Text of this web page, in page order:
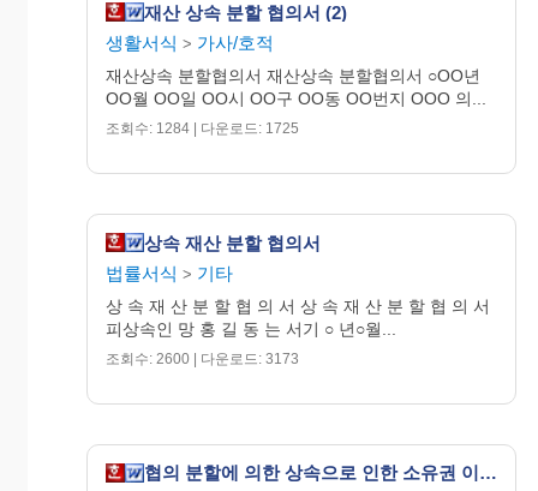
재산 상속 분할 협의서 (2)
생활서식 > 가사/호적
재산상속 분할협의서 재산상속 분할협의서 ○OO년
OO월 OO일 OO시 OO구 OO동 OO번지 OOO 의...
조회수: 1284 | 다운로드: 1725
상속 재산 분할 협의서
법률서식 > 기타
상 속 재 산 분 할 협 의 서 상 속 재 산 분 할 협 의 서
피상속인 망 홍 길 동 는 서기 ○ 년○월...
조회수: 2600 | 다운로드: 3173
협의 분할에 의한 상속으로 인한 소유권 이전 등기 신청 (구분 건물)